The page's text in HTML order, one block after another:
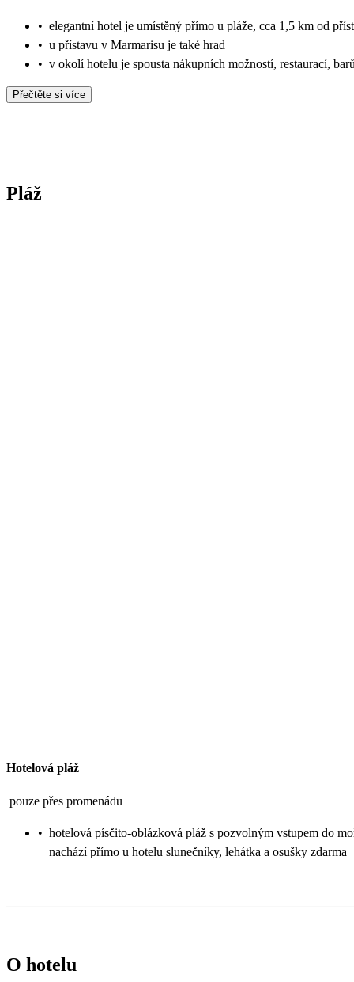
• elegantní hotel je umístěný přímo u pláže, cca 1,5 km od
• u přístavu v Marmarisu je také hrad
• v okolí hotelu je spousta nákupních možností, restaurací,
Přečtěte si více
Pláž
Hotelová pláž
pouze přes promenádu
• hotelová písčito-oblázková pláž s pozvolným vstupem do
nachází přímo u hotelu slunečníky, lehátka a osušky zdarma
O hotelu